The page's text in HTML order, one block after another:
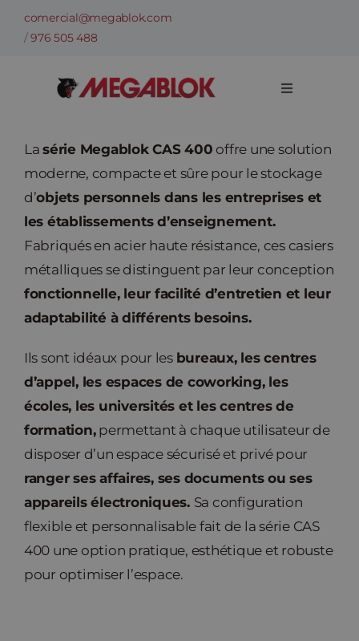
Skipcomercial@megablok.com
/976 505 488
Toggle
Catégories
Secteurs
Nouvelles
Contact
Lasérie Megablok CAS 400 offre une solution
moderne, compacte et sûre pour le stockage
d’objets personnels dans les entreprises et
les établissements d’enseignement.
Fabriqués en acier haute résistance, ces casiers
métalliques se distinguent par leur conception
fonctionnelle, leur facilité d’entretien et leur
adaptabilité à différents besoins.
Ils sont idéaux pour les bureaux, les centres
d’appel, les espaces de coworking, les
écoles, les universités et les centres de
formation,permettant à chaque utilisateur de
disposer d’un espace sécurisé et privé pour
ranger ses affaires, ses documents ou ses
appareils électroniques. Sa configuration
flexible et personnalisable fait de la série CAS
400 une option pratique, esthétique et robuste
pour optimiser l’espace.